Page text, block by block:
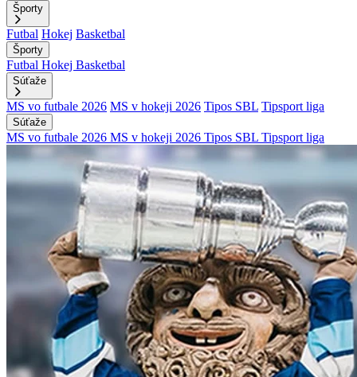
Športy
Futbal Hokej Basketbal
Športy
Futbal Hokej Basketbal
Súťaže
MS vo futbale 2026 MS v hokeji 2026 Tipos SBL Tipsport liga
Súťaže
MS vo futbale 2026 MS v hokeji 2026 Tipos SBL Tipsport liga